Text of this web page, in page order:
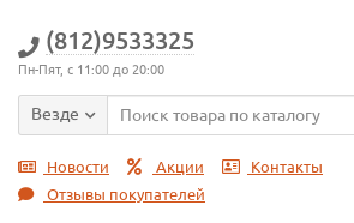
(812)9533325
Пн-Пят, с 11:00 до 20:00
Везде
Новости Акции
Контакты
Отзывы покупателей